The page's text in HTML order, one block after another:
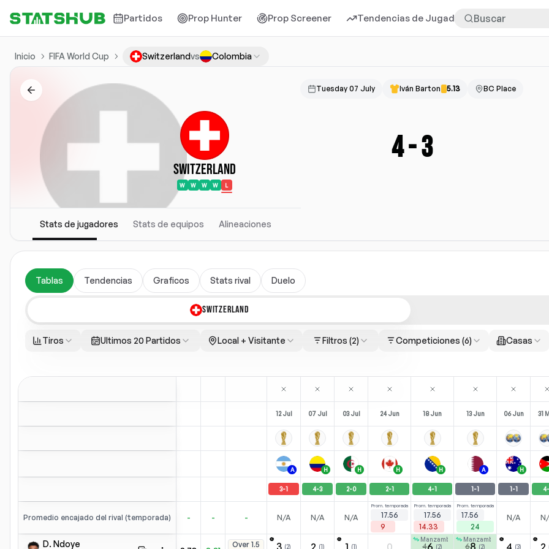
Partidos Prop Hunter Prop Screener Tendencias de Jugadores Más
Inicio FIFA World Cup Switzerlandvs Colombia
Tuesday 07 July Iván Barton 5.13 BC Place
Switzerland
W W W W L
4-3
Stats de jugadores Stats de equipos Alineaciones
Tablas Tendencias Graficos Stats rival Duelo
SWITZERLAND
Tiros Ultimos 20 Partidos Local + Visitante Filtros (2) Competiciones (6) Casas
12 Jul 07 Jul 03 Jul 24 Jun 18 Jun 13 Jun 06 Jun 31
A H H H H A H
3-1 4-3 2-0 2-1 4-1 1-1 1-1 4-
Promedio encajado del rival (temporada) - - - N/A N/A N/A
Prom. temporada
17.56
9
Prom. temporada
17.56
14.33
Prom. temporada
17.56
24
N/A
D. Ndoye Over 1.5
⚽
3 (2) 2 (1)
⚽
1 (1) 0
Manzambi
46 (2)
Manzambi
68 (2)
⚽
4 (3)
⚽
2